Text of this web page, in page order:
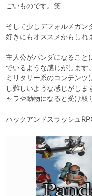
ごいものです。笑
そして少しデフォルメガン
好きにもオススメかもしれ
主人公がパンダになること
でいるような感じがします。
ミリタリー系のコンテン
し難しいような感じがしま
ャラや動物になると受け取